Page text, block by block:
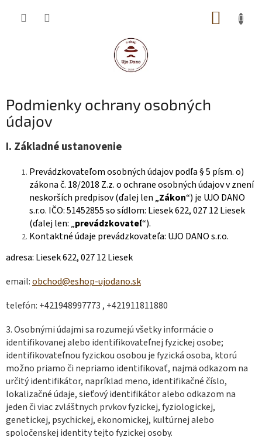
Podmienky ochrany osobných
údajov
I. Základné ustanovenie
Prevádzkovateľom osobných údajov podľa § 5 písm. o)
zákona č. 18/2018 Z.z. o ochrane osobných údajov v znení
neskorších predpisov (ďalej len „Zákon“) je UJO DANO
s.r.o. IČO: 51452855 so sídlom: Liesek 622, 027 12 Liesek
(ďalej len: „prevádzkovateľ“).
Kontaktné údaje prevádzkovateľa: UJO DANO s.r.o.
adresa: Liesek 622, 027 12 Liesek
email:obchod@eshop-ujodano.sk
telefón: +421948997773 , +421911811880
3. Osobnými údajmi sa rozumejú všetky informácie o
identifikovanej alebo identifikovateľnej fyzickej osobe;
identifikovateľnou fyzickou osobou je fyzická osoba, ktorú
možno priamo či nepriamo identifikovať, najmä odkazom na
určitý identifikátor, napríklad meno, identifikačné číslo,
lokalizačné údaje, sieťový identifikátor alebo odkazom na
jeden či viac zvláštnych prvkov fyzickej, fyziologickej,
genetickej, psychickej, ekonomickej, kultúrnej alebo
spoločenskej identity tejto fyzickej osoby.